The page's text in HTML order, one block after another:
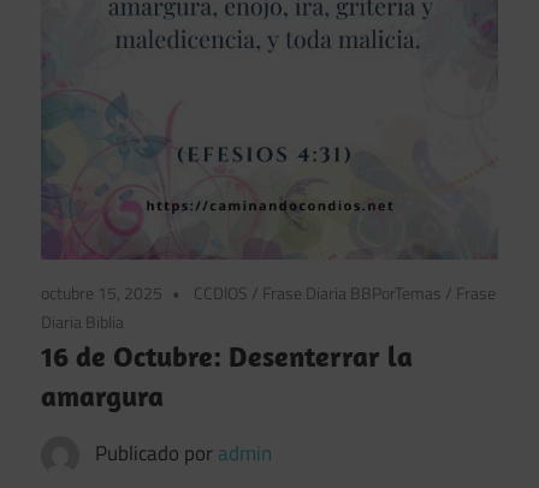
octubre 15, 2025 CCDIOS / Frase Diaria BBPorTemas / Frase
Diaria Biblia
16 de Octubre: Desenterrar la
amargura
Publicado por admin